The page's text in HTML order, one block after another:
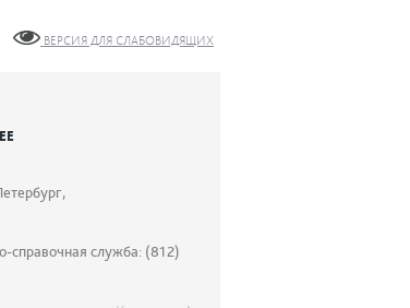
ВЕРСИЯ ДЛЯ СЛАБОВИДЯЩИХ
справочная служба: (812)